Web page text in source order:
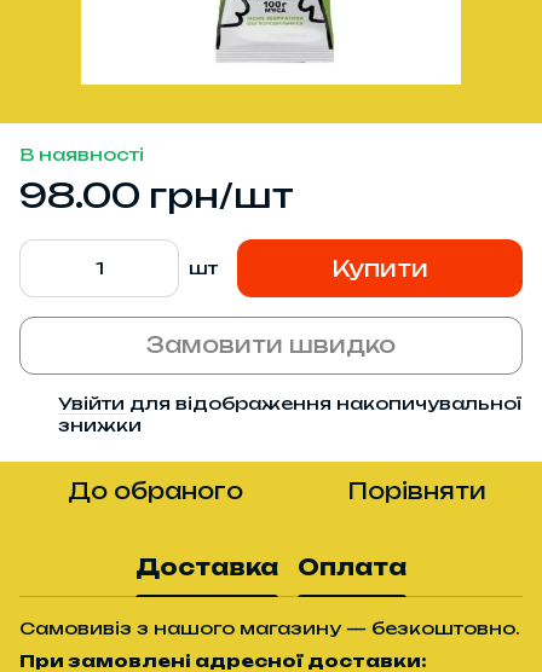
В наявності
98.00 грн/шт
шт Купити
Замовити швидко
Увійти для відображення накопичувальної
знижки
До обраного Порівняти
Доставка Оплата
Самовивіз з нашого магазину — безкоштовно.
При замовлені адресної доставки: